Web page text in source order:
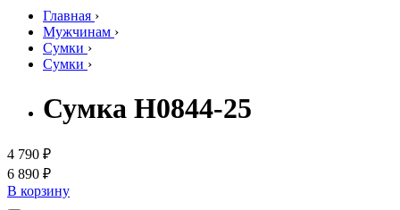
Главная ›
Мужчинам ›
Сумки ›
Сумки ›
Сумка H0844-25
4 790 ₽
6 890 ₽
В корзину